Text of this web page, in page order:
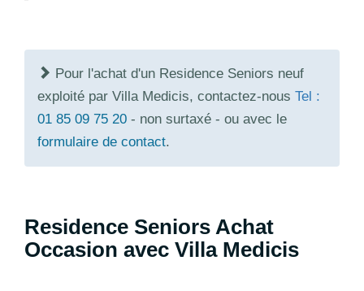
Pour l'achat d'un Residence Seniors neuf
exploité par Villa Medicis, contactez-nous Tel :
01 85 09 75 20 - non surtaxé - ou avec le
formulaire de contact.
Residence Seniors Achat
Occasion avec Villa Medicis